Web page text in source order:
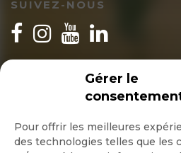
Gérer le
Pour offrir les meilleures
des technologies telles que les
SUIVEZ-NOUS
INSCRIPTION
Quotidienne